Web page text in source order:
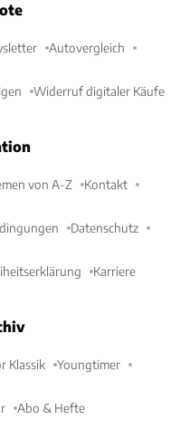
Autovergleich
Widerruf digitaler Käufe
von A-Z Kontakt
Datenschutz
Karriere
Klassik Youngtimer
Abo & Hefte